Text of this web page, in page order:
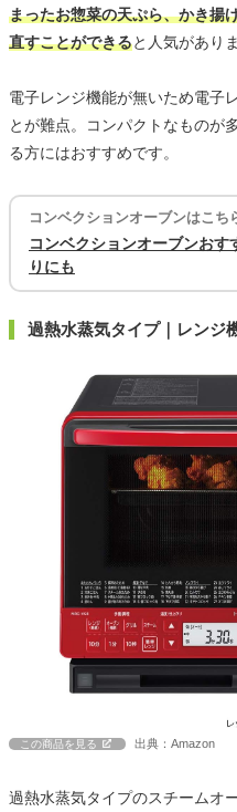
まったお惣菜の天ぷら、かき揚
直すことができると人気があり
電子レンジ機能が無いため電子
とが難点。コンパクトなものが
る方にはおすすめです。
コンベクションオーブンはこち
コンベクションオーブンお
りにも
過熱水蒸気タイプ｜レンジ
この商品を見る 出典：Amazon
過熱水蒸気タイプのスチームオ